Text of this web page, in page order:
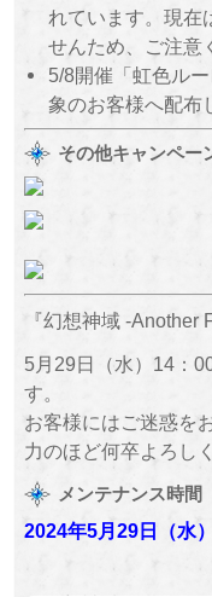
れています。現在
せんため、ご注意
5/8開催「虹色ル
象のお客様へ配布
その他キャンペー
『幻想神域 -Another
5月29日（水）14：
す。
お客様にはご迷惑を
力のほど何卒よろし
メンテナンス時間
2024年5月29日（水）